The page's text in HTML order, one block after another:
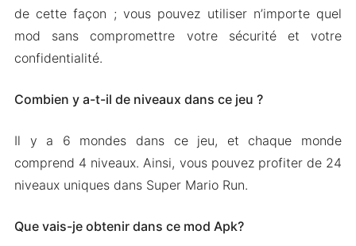
de cette façon ; vous pouvez utiliser n’importe quel
mod sans compromettre votre sécurité et votre
confidentialité.
Combien y a-t-il de niveaux dans ce jeu ?
Il y a 6 mondes dans ce jeu, et chaque monde
comprend 4 niveaux. Ainsi, vous pouvez profiter de 24
niveaux uniques dans Super Mario Run.
Que vais-je obtenir dans ce mod Apk?